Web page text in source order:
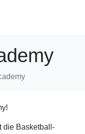
die Basketball-